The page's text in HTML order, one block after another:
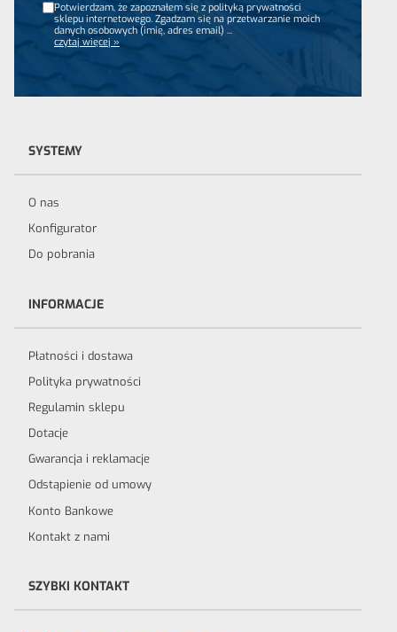
SYSTEMY
O nas
Konfigurator
Do pobrania
INFORMACJE
Płatności i dostawa
Polityka prywatności
Regulamin sklepu
Dotacje
Gwarancja i reklamacje
Odstąpienie od umowy
Konto Bankowe
Kontakt z nami
SZYBKI KONTAKT
Potwierdzam, że zapoznałem się z polityką prywatności
sklepu internetowego. Zgadzam się na przetwarzanie moich
danych osobowych (imię, adres email) ...
czytaj więcej »